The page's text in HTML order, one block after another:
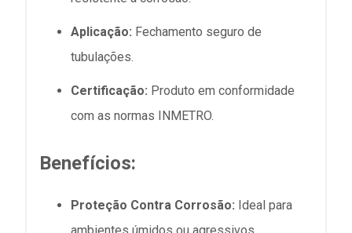
Aplicação: Fechamento seguro de
tubulações.
Certificação: Produto em conformidade
com as normas INMETRO.
Benefícios:
Proteção Contra Corrosão: Ideal para